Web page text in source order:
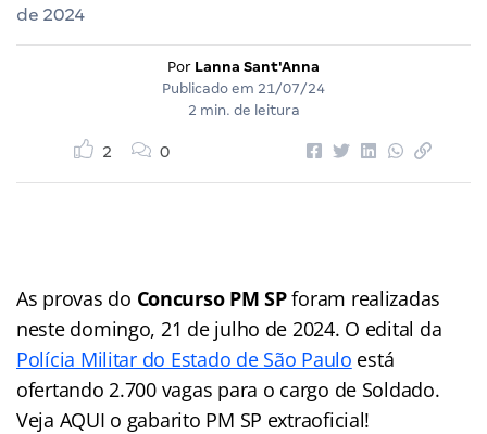
de 2024
Por Lanna Sant'Anna
Publicado em 21/07/24
2 min. de leitura
2 0
As provas do Concurso PM SPforam realizadas
neste domingo, 21 de julho de 2024. O edital da
Polícia Militar do Estado de São Paulo está
ofertando 2.700 vagas para o cargo de Soldado.
Veja AQUI o gabarito PM SP extraoficial!